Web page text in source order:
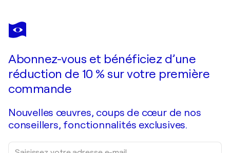
SHELTON WALSMITH
Stand by Me
Abonnez-vous et bénéficiez d’une
réduction de 10 % sur votre première
commande
Nouvelles œuvres, coups de cœur de nos
conseillers, fonctionnalités exclusives.